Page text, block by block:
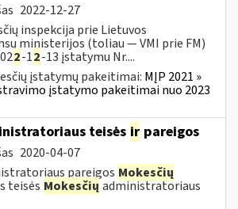
2022-12-27
inspekcija prie Lietuvos
ministerijos (toliau — VMI prie FM)
2-12-13 įstatymu Nr....
įstatymų pakeitimai: MĮP 2021 »
įstatymo pakeitimai nuo 2023
teisės ir pareigos
2020-04-07
pareigos Mokesčių
teisės Mokesčių administratoriaus